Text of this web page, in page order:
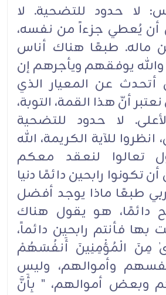
لا حدود للتضحية. لا
يُعطي جزءاً من نفسه،
ماله. طبعًا هناك أناس
يوفقهم ويأجرهم إن
أتحدث عن المعيار الذي
أنّ هذا القمة، التوبة،
لا حدود للتضحية
للآية الكريمة، الله
تعالوا لنعقد معكم
تكونوا رابحين دائمًا دنيا
ربي طبعًا ماذا يوجد أفضل
دائمًا، هو يقول هناك
فأنتم رابحين دائماً،
مِنَ الْمُؤْمِنِينَ أَنفُسَهُمْ
وأموالهم، وليس
أموالهم، " بِأَنَّ